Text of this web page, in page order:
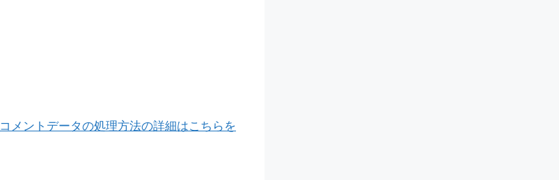
コメントデータの処理方法の詳細はこちらを